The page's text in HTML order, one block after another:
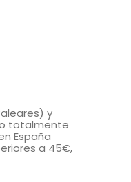
y
totalmente
España
a 45€,